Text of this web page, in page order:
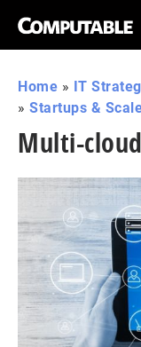
Home » IT
» Startups &
Multi-